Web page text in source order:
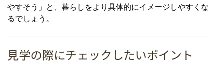
やすそう」と、暮らしをより具体的にイメージしやすくな
るでしょう。
見学の際にチェックしたいポイント